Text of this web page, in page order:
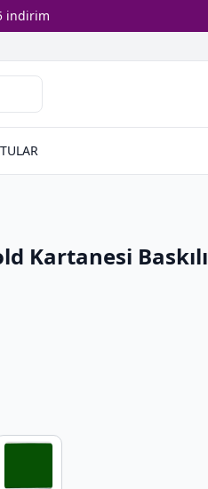
indirim
Kartanesi Baskılı